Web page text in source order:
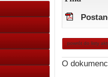
powrót do listy
O